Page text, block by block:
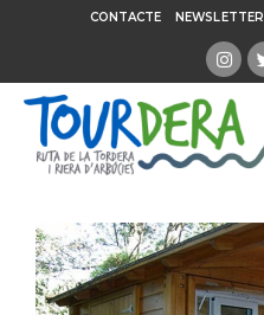
CONTACTE NEWSLETTER